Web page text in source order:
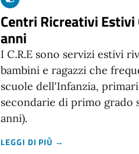
Centri Ricreativi Estivi
anni
I C.R.E sono servizi estivi
bambini e ragazzi che
scuole dell'Infanzia,
secondarie di primo grado
anni).
LEGGI DI PIÙ →